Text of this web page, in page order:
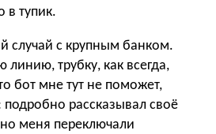
в тупик.
случай с крупным банком.
линию, трубку, как всегда,
бот мне тут не поможет,
подробно рассказывал своё
меня переключали